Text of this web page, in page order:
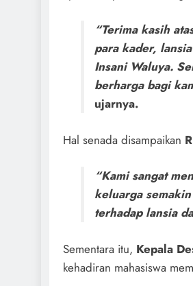
“Terima kasih
para kader,
Insani Waluya.
berharga bagi
ujarnya.
Hal senada disampaikan
“Kami sangat
keluarga
terhadap lansia
Sementara itu, Kepala
kehadiran mahasiswa